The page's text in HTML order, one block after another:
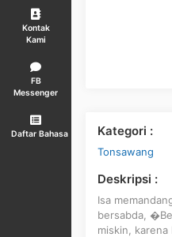
Kontak
Kami
FB
Messenger
Daftar Bahasa Kategori :
Tonsawang
Deskripsi :
Isa
bersabda,
miskin, karena